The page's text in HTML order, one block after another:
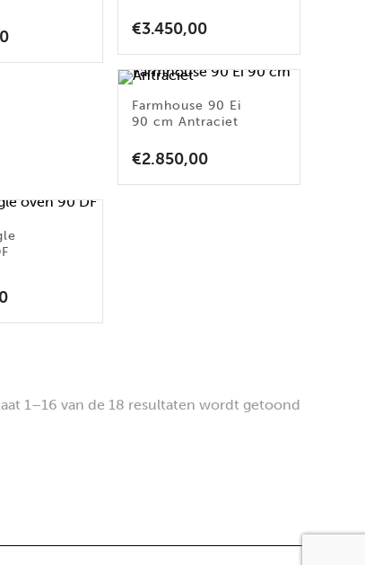
€3.450,00
Farmhouse 90 Ei
90 cm Antraciet
€2.850,00
1–16 van de 18 resultaten wordt getoond